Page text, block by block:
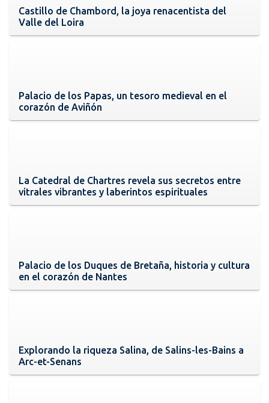
Castillo de Chambord, la joya renacentista del
Valle del Loira
Palacio de los Papas, un tesoro medieval en el
corazón de Aviñón
La Catedral de Chartres revela sus secretos entre
vitrales vibrantes y laberintos espirituales
Palacio de los Duques de Bretaña, historia y cultura
en el corazón de Nantes
Explorando la riqueza Salina, de Salins-les-Bains a
Arc-et-Senans